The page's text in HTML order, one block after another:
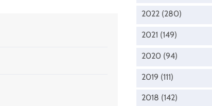
2022 (280)
2021 (149)
2020 (94)
2019 (111)
2018 (142)